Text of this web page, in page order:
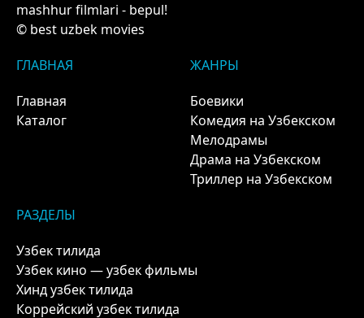
mashhur filmlari - bepul!
© best uzbek movies
ГЛАВНАЯ
Главная
Каталог
ЖАНРЫ
Боевики
Комедия на Узбекском
Мелодрамы
Драма на Узбекском
Триллер на Узбекском
РАЗДЕЛЫ
Узбек тилида
Узбек кино — узбек фильмы
Хинд узбек тилида
Коррейский узбек тилида